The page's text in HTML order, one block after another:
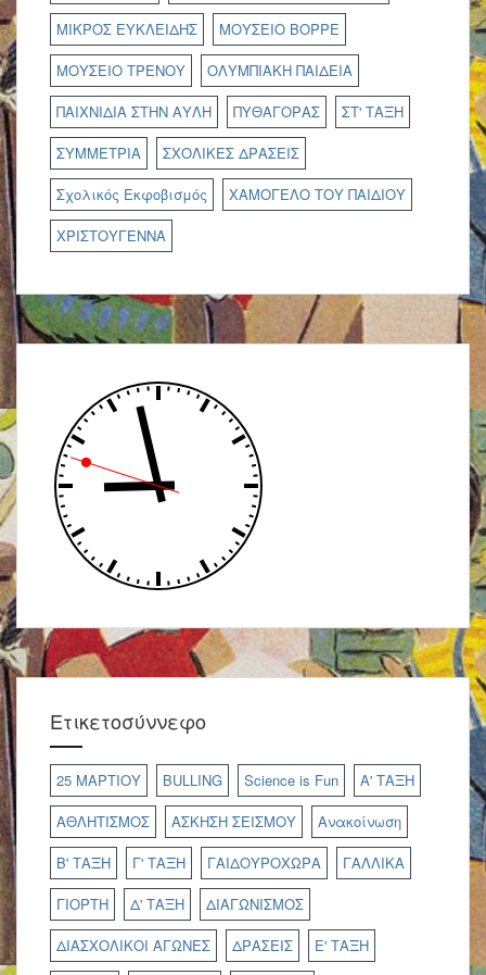
ΜΙΚΡΟΣ ΕΥΚΛΕΙΔΗΣ
ΜΟΥΣΕΙΟ ΒΟΡΡΕ
ΜΟΥΣΕΙΟ ΤΡΕΝΟΥ
ΟΛΥΜΠΙΑΚΗ ΠΑΙΔΕΙΑ
ΠΑΙΧΝΙΔΙΑ ΣΤΗΝ ΑΥΛΗ
ΠΥΘΑΓΟΡΑΣ
ΣΤ' ΤΑΞΗ
ΣΥΜΜΕΤΡΙΑ
ΣΧΟΛΙΚΕΣ ΔΡΑΣΕΙΣ
Σχολικός Εκφοβισμός
ΧΑΜΟΓΕΛΟ ΤΟΥ ΠΑΙΔΙΟΥ
ΧΡΙΣΤΟΥΓΕΝΝΑ
Ετικετοσύννεφο
25 ΜΑΡΤΙΟΥ BULLING Science is Fun
Α' ΤΑΞΗ
ΑΘΛΗΤΙΣΜΟΣ
ΑΣΚΗΣΗ ΣΕΙΣΜΟΥ
Ανακοίνωση
Β' ΤΑΞΗ
Γ' ΤΑΞΗ ΓΑΙΔΟΥΡΟΧΩΡΑ
ΓΑΛΛΙΚΑ
ΓΙΟΡΤΗ
Δ' ΤΑΞΗ
ΔΙΑΓΩΝΙΣΜΟΣ
ΔΙΑΣΧΟΛΙΚΟΙ ΑΓΩΝΕΣ
ΔΡΑΣΕΙΣ
Ε' ΤΑΞΗ